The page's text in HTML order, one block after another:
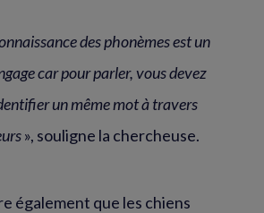
des phonèmes est un
car pour parler, vous devez
un même mot à travers
», souligne la chercheuse.
également que les chiens